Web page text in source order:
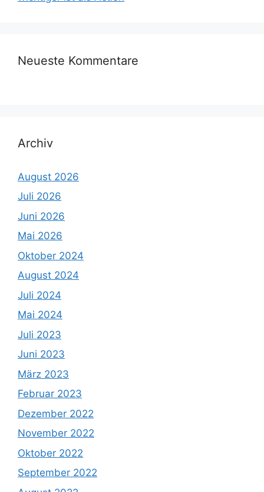
Neueste Kommentare
Archiv
August 2026
Juli 2026
Juni 2026
Mai 2026
Oktober 2024
August 2024
Juli 2024
Mai 2024
Juli 2023
Juni 2023
März 2023
Februar 2023
Dezember 2022
November 2022
Oktober 2022
September 2022